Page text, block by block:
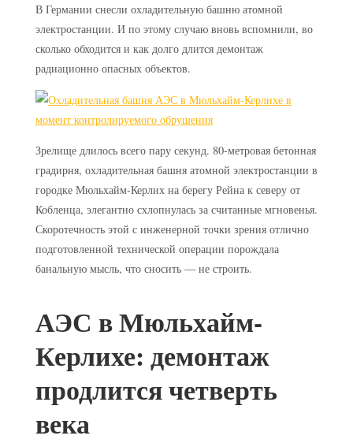
В Германии снесли охладительную башню атомной
электростанции. И по этому случаю вновь вспомнили, во
сколько обходится и как долго длится демонтаж
радиационно опасных объектов.
Зрелище длилось всего пару секунд. 80-метровая бетонная
градирня, охладительная башня атомной электростанции в
городке Мюльхайм-Керлих на берегу Рейна к северу от
Кобленца, элегантно схлопнулась за считанные мгновенья.
Скоротечность этой с инженерной точки зрения отлично
подготовленной технической операции порождала
банальную мысль, что сносить — не строить.
АЭС в Мюльхайм-
Керлихе: демонтаж
продлится четверть
века